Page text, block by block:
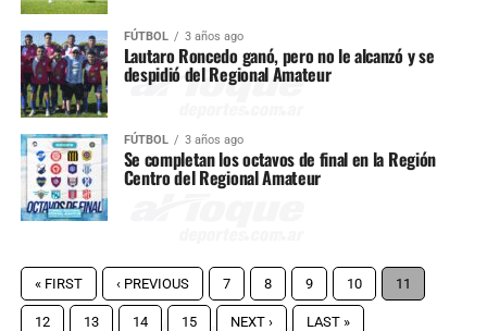
FÚTBOL 3 años ago
Lautaro Roncedo ganó, pero no le alcanzó y se
despidió del Regional Amateur
FÚTBOL 3 años ago
Se completan los octavos de final en la Región
Centro del Regional Amateur
« FIRST ‹ PREVIOUS 7 8 9 10 11
12 13 14 15 NEXT › LAST »